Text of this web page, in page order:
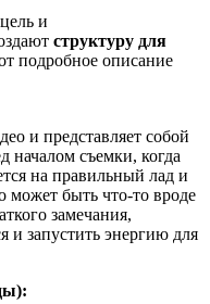
и
структуру для
подробное описание
и представляет собой
началом съемки, когда
на правильный лад и
может быть что-то вроде
замечания,
и запустить энергию для